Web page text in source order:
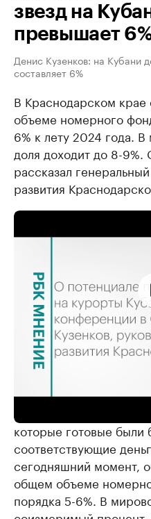
звезд на
превышает
Денис Кузенков: на Кубани
составляет 6%
В Краснодарском
объеме номерного
6% к лету 2024 года.
доля доходит до 8-
рассказал
развития
«Отелей по категории
которые готовые были
соответствующие
сегодняшний момент,
общем объеме
порядка 5-6%. В